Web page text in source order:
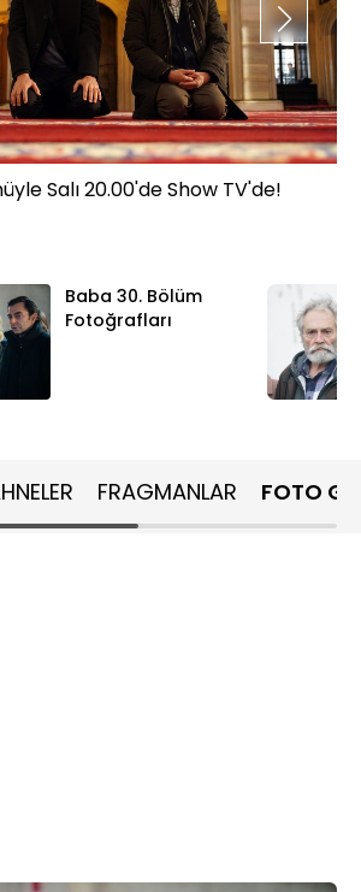
Salı 20.00'de Show TV'de!
Baba 30. Bölüm
Fotoğrafları
FRAGMANLAR FOTO